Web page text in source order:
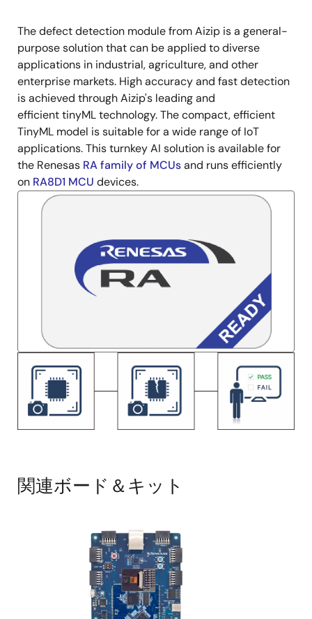
説
明
The defect detection module from Aizip is a general-
purpose solution that can be applied to diverse
applications in industrial, agriculture, and other
enterprise markets. High accuracy and fast detection
is achieved through Aizip's leading and
efficient tinyML technology. The compact, efficient
TinyML model is suitable for a wide range of IoT
applications. This turnkey AI solution is available for
the Renesas RA family of MCUsand runs efficiently
on RA8D1 MCU devices.
関連ボード＆キット